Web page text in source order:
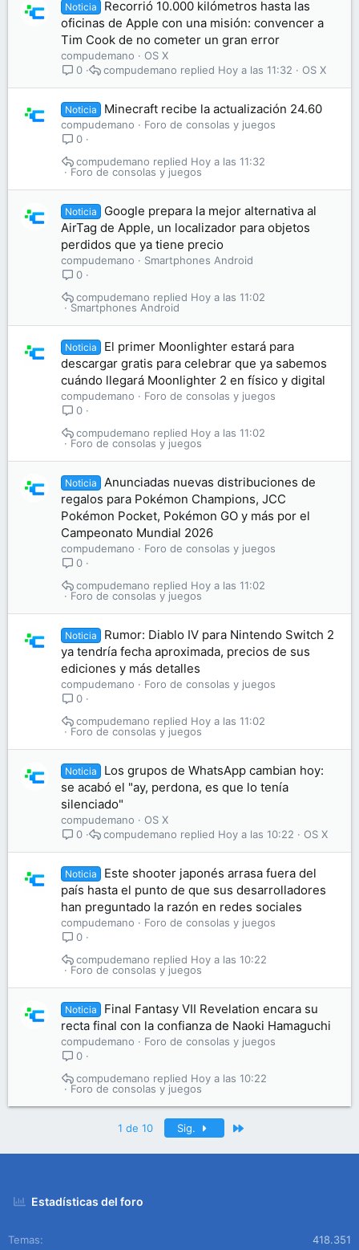
Noticia
Recorrió 10.000 kilómetros hasta las
oficinas de Apple con una misión: convencer a
Tim Cook de no cometer un gran error
compudemano
OS X
0
OS X
Hoy a las 11:32
compudemano
Noticia Minecraft recibe la actualización 24.60
compudemano
Foro de consolas y juegos
0
Foro de consolas y juegos
Hoy a las 11:32
compudemano
Noticia
Google prepara la mejor alternativa al
AirTag de Apple, un localizador para objetos
perdidos que ya tiene precio
compudemano
Smartphones Android
0
Smartphones Android
Hoy a las 11:02
compudemano
Noticia
El primer Moonlighter estará para
descargar gratis para celebrar que ya sabemos
cuándo llegará Moonlighter 2 en físico y digital
compudemano
Foro de consolas y juegos
0
Foro de consolas y juegos
Hoy a las 11:02
compudemano
Noticia
Anunciadas nuevas distribuciones de
regalos para Pokémon Champions, JCC
Pokémon Pocket, Pokémon GO y más por el
Campeonato Mundial 2026
compudemano
Foro de consolas y juegos
0
Foro de consolas y juegos
Hoy a las 11:02
compudemano
Noticia
Rumor: Diablo IV para Nintendo Switch 2
ya tendría fecha aproximada, precios de sus
ediciones y más detalles
compudemano
Foro de consolas y juegos
0
Foro de consolas y juegos
Hoy a las 11:02
compudemano
Noticia
Los grupos de WhatsApp cambian hoy:
se acabó el "ay, perdona, es que lo tenía
silenciado"
compudemano
OS X
0
OS X
Hoy a las 10:22
compudemano
Noticia
Este shooter japonés arrasa fuera del
país hasta el punto de que sus desarrolladores
han preguntado la razón en redes sociales
compudemano
Foro de consolas y juegos
0
Foro de consolas y juegos
Hoy a las 10:22
compudemano
Noticia
Final Fantasy VII Revelation encara su
recta final con la confianza de Naoki Hamaguchi
compudemano
Foro de consolas y juegos
0
Foro de consolas y juegos
Hoy a las 10:22
compudemano
1 de 10 Sig.
Estadísticas del foro
Temas
418.351